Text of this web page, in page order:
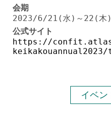
会期
2023/6/21(水)～22(木)
公式サイト
https://
keikakouannual2023/
イベン